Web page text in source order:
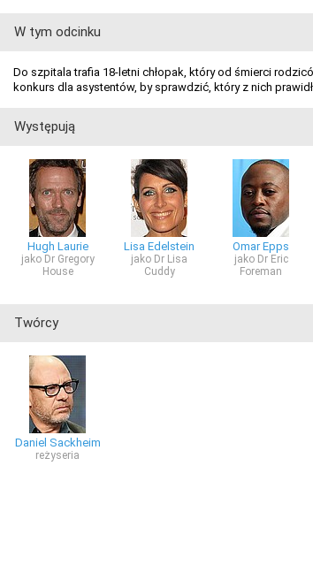
W tym odcinku
Do szpitala trafia 18-letni chłopak, który od śmierci
konkurs dla asystentów, by sprawdzić, który z nich
Występują
Hugh Laurie
jako Dr Gregory
House
Lisa Edelstein
jako Dr Lisa
Cuddy
Omar Epps
jako Dr Eric
Foreman
Twórcy
Daniel Sackheim
reżyseria